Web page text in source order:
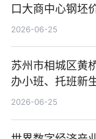
口大商中心钢坯
C料价格微幅下跌
2026-06-25
苏州市相城区黄
办小班、托班新
2026-06-25